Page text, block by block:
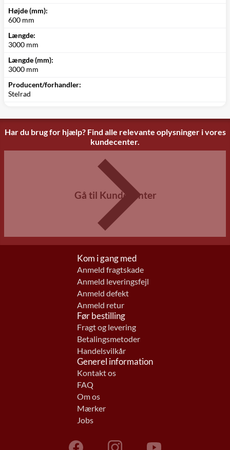
Højde (mm):
600 mm
Længde:
3000 mm
Længde (mm):
3000 mm
Producent/forhandler:
Stelrad
Har du brug for hjælp? Find alle relevante oplysninger i vores
kundecenter.
Gå til Kundecenter
Kom i gang med
Anmeld fragtskade
Anmeld leveringsfejl
Anmeld defekt
Anmeld retur
Før bestilling
Fragt og levering
Betalingsmetoder
Handelsvilkår
Generel information
Kontakt os
FAQ
Om os
Mærker
Jobs